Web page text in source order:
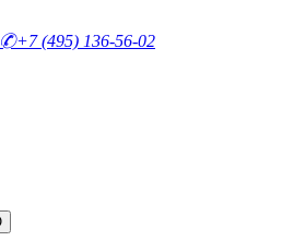
✆+7 (495) 136-56-02